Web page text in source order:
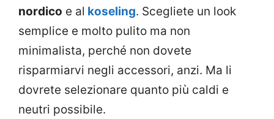
nordico e al koseling. Scegliete un look
semplice e molto pulito ma non
minimalista, perché non dovete
risparmiarvi negli accessori, anzi. Ma li
dovrete selezionare quanto più caldi e
neutri possibile.